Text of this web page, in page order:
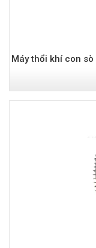
Máy thổi khí con